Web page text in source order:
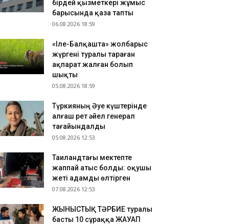
15:44
білім беру гранттарының биылғы
15:31
апта ішінде әлеуметтік маңызы бар
азық-түлік өнімдерінің бағасы төмендеді
бірдей қызметкері жұмыс
барысында қаза тапты
06.08.2026 18:59
«Іле-Балқашта» жолбарыс
жүргені туралы тараған
ақпарат жалған болып
шықты
05.08.2026 18:59
Түркияның Әуе күштерінде
алғаш рет әйел генерал
тағайындалды
05.08.2026 12:53
Таиландтағы мектепте
жаппай атыс болды: оқушы
жеті адамды өлтірген
07.08.2026 12:53
ЖЫНЫСТЫҚ ТӘРБИЕ туралы
басты 10 сұраққа ЖАУАП